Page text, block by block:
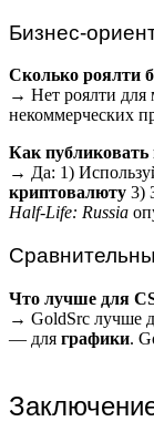
Бизнес-
Сколько роялти
→ Нет роялти для
некоммерческих
Как
→ Да: 1)
криптовалюту 3)
Half-Life: Russia
Что лучше для
→ GoldSrc лучше
— для графики.